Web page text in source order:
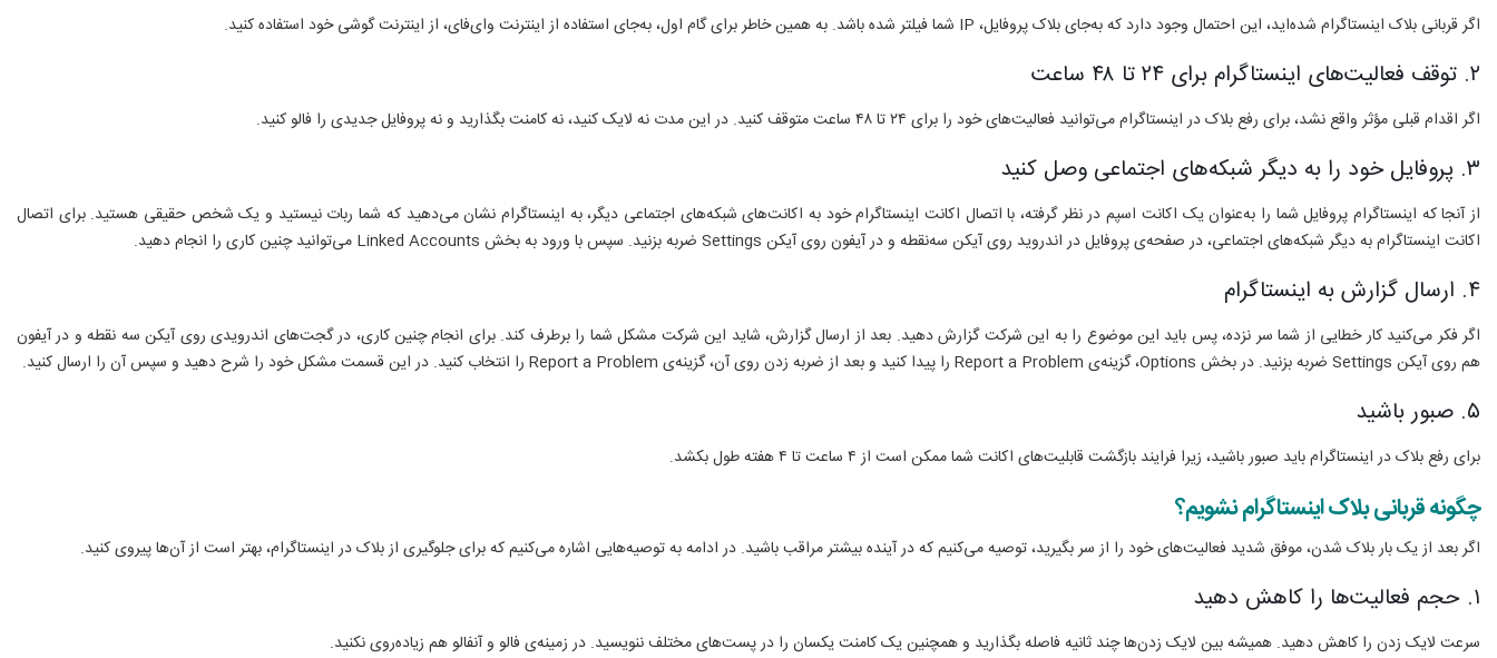
اگر قربانی بلاک اینستاگرام شده‌اید، این احتمال وجود دارد که به‌جای بلاک پروفایل، IP شما فیلتر شده باشد. به همین خاطر برای گام اول، به‌جای استفاده از اینترنت وای‌فای، از اینترنت گوشی خود استفاده کنید.
۲. توقف فعالیت‌های اینستاگرام برای ۲۴ تا ۴۸ ساعت
اگر اقدام قبلی مؤثر واقع نشد، برای رفع بلاک در اینستاگرام می‌توانید فعالیت‌های خود را برای ۲۴ تا ۴۸ ساعت متوقف کنید. در این مدت نه لایک کنید، نه کامنت بگذارید و نه پروفایل جدیدی را فالو کنید.
۳. پروفایل خود را به دیگر شبکه‌های اجتماعی وصل کنید
از آنجا که اینستاگرام پروفایل شما را به‌عنوان یک اکانت اسپم در نظر گرفته، با اتصال اکانت اینستاگرام خود به اکانت‌های شبکه‌های اجتماعی دیگر، به اینستاگرام نشان می‌دهید که شما ربات نیستید و یک شخص حقیقی هستید. برای اتصال
اکانت اینستاگرام به دیگر شبکه‌های اجتماعی، در صفحه‌ی پروفایل در اندروید روی آیکن سه‌نقطه و در آیفون روی آیکن Settings ضربه بزنید. سپس با ورود به بخش Linked Accounts می‌توانید چنین کاری را انجام دهید.
۴. ارسال گزارش به اینستاگرام
اگر فکر می‌کنید کار خطایی از شما سر نزده، پس باید این موضوع را به این شرکت گزارش دهید. بعد از ارسال گزارش، شاید این شرکت مشکل شما را برطرف کند. برای انجام چنین کاری، در گجت‌های اندرویدی روی آیکن سه نقطه و در آیفون
هم روی آیکن Settings ضربه بزنید. در بخش Options، گزینه‌ی Report a Problem را پیدا کنید و بعد از ضربه زدن روی آن، گزینه‌ی Report a Problem را انتخاب کنید. در این قسمت مشکل خود را شرح دهید و سپس آن را ارسال کنید.
۵. صبور باشید
برای رفع بلاک در اینستاگرام باید صبور باشید، زیرا فرایند بازگشت قابلیت‌های اکانت شما ممکن است از ۴ ساعت تا ۴ هفته طول بکشد.
چگونه قربانی بلاک اینستاگرام نشویم؟
اگر بعد از یک بار بلاک شدن، موفق شدید فعالیت‌های خود را از سر بگیرید، توصیه می‌کنیم که در آینده بیشتر مراقب باشید. در ادامه به توصیه‌هایی اشاره می‌کنیم که برای جلوگیری از بلاک در اینستاگرام، بهتر است از آن‌ها پیروی کنید.
۱. حجم فعالیت‌ها را کاهش دهید
سرعت لایک زدن را کاهش دهید. همیشه بین لایک زدن‌ها چند ثانیه فاصله بگذارید و همچنین یک کامنت یکسان را در پست‌های مختلف ننویسید. در زمینه‌ی فالو و آنفالو هم زیاده‌روی نکنید.